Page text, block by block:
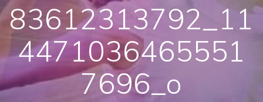
83612313792_11
4471036465551
7696_o